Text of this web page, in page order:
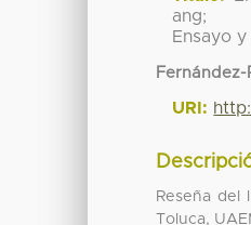
ang;
Ensayo
Fernández-
URI:
Reseña del
Toluca,